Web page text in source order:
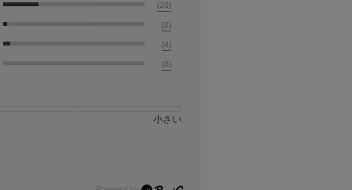
(20)
(2)
(4)
(0)
小さい